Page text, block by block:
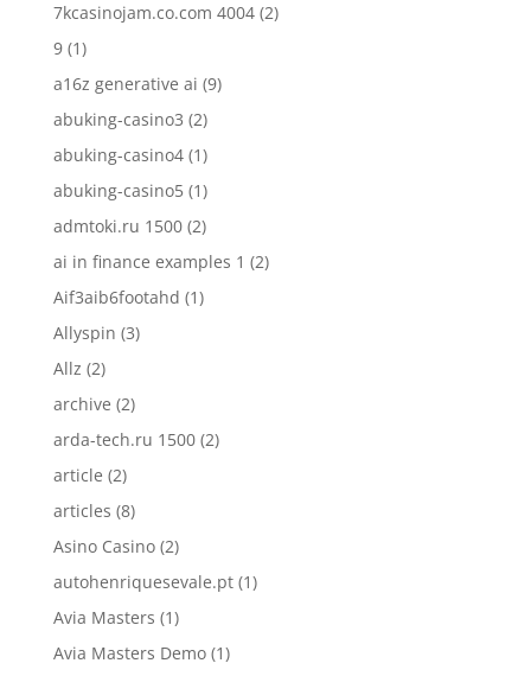
7kcasinojam.co.com 4004(2)
9(1)
a16z generative ai (9)
abuking-casino3 (2)
abuking-casino4(1)
abuking-casino5(1)
admtoki.ru 1500(2)
ai in finance examples 1 (2)
Aif3aib6footahd (1)
Allyspin (3)
Allz (2)
archive (2)
arda-tech.ru 1500(2)
article (2)
articles (8)
Asino Casino(2)
autohenriquesevale.pt(1)
Avia Masters (1)
Avia Masters Demo(1)